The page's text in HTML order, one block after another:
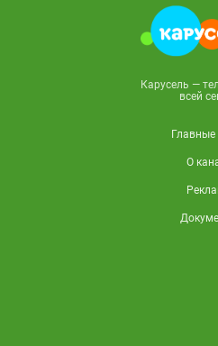
Карусель —
всей
Главные
О